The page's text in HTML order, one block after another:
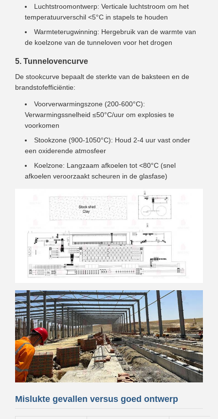
Luchtstroomontwerp: Verticale luchtstroom om het
temperatuurverschil <5°C in stapels te houden
Warmteterugwinning: Hergebruik van de warmte van
de koelzone van de tunneloven voor het drogen
5. Tunnelovencurve
De stookcurve bepaalt de sterkte van de baksteen en de
brandstofefficiëntie:
Voorverwarmingszone (200-600°C):
Verwarmingssnelheid ≤50°C/uur om explosies te
voorkomen
Stookzone (900-1050°C): Houd 2-4 uur vast onder
een oxiderende atmosfeer
Koelzone: Langzaam afkoelen tot <80°C (snel
afkoelen veroorzaakt scheuren in de glasfase)
Mislukte gevallen versus goed ontwerp